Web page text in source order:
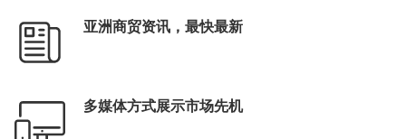
亚洲商贸资讯，最快最新
多媒体方式展示市场先机